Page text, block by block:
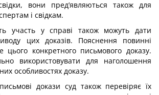
вони пред’являються також для
і свідкам.
участь у справі також можуть дати
цих доказів. Пояснення повинні
цього конкретного письмового доказу.
використовувати для наголошення
особливостях доказу.
докази суд також перевіряє їх